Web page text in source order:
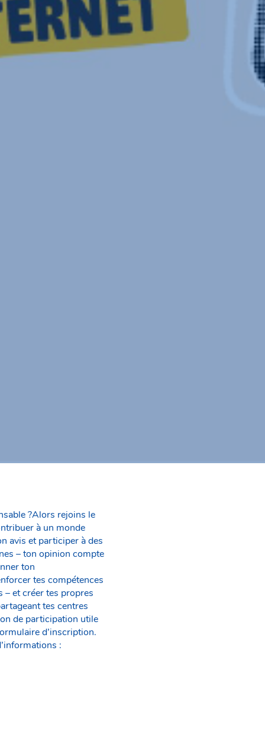
?Alors rejoins le
à un monde
avis et participer à des
– ton opinion compte
ton
tes compétences
– et créer tes propres
tes centres
de participation utile
d’inscription.
: